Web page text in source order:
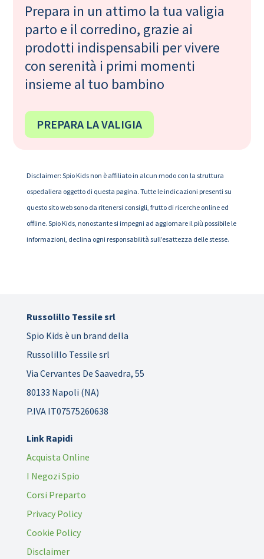
Prepara in un attimo la tua valigia
parto e il corredino, grazie ai
prodotti indispensabili per vivere
con serenità i primi momenti
insieme al tuo bambino
PREPARA LA VALIGIA
Disclaimer: Spio Kids non è affiliato in alcun modo con la struttura
ospedaliera oggetto di questa pagina. Tutte le indicazioni presenti su
questo sito web sono da ritenersi consigli, frutto di ricerche online ed
offline. Spio Kids, nonostante si impegni ad aggiornare il più possibile le
informazioni, declina ogni responsabilità sull’esattezza delle stesse.
Russolillo Tessile srl
Spio Kids è un brand della
Russolillo Tessile srl
Via Cervantes De Saavedra, 55
80133 Napoli (NA)
P.IVA IT07575260638
Link Rapidi
Acquista Online
I Negozi Spio
Corsi Preparto
Privacy Policy
Cookie Policy
Disclaimer